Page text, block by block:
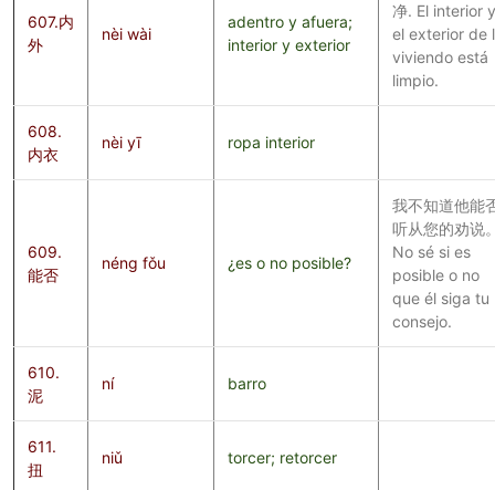
607.内
外
nèi wài
adentro y afuera;
interior y exterior
净. El interior y
el exterior de
viviendo está
limpio.
608.
内衣
nèi yī ropa interior
609.
能否
néng fǒu ¿es o no posible?
我不知道他能
听从您的劝说
No sé si es
posible o no
que él siga tu
consejo.
610.
泥
ní barro
611.
扭
niǔ torcer; retorcer